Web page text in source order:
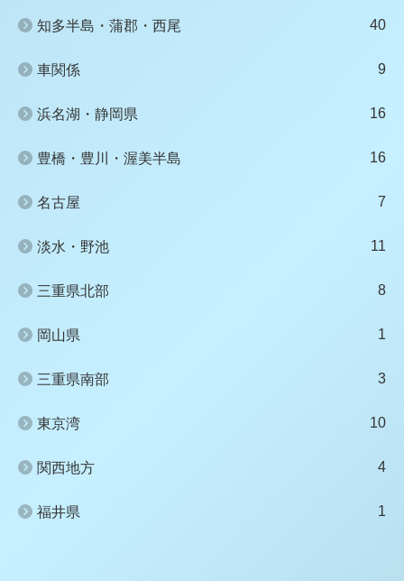
知多半島・蒲郡・西尾 40
車関係 9
浜名湖・静岡県 16
豊橋・豊川・渥美半島 16
名古屋 7
淡水・野池 11
三重県北部 8
岡山県 1
三重県南部 3
東京湾 10
関西地方 4
福井県 1